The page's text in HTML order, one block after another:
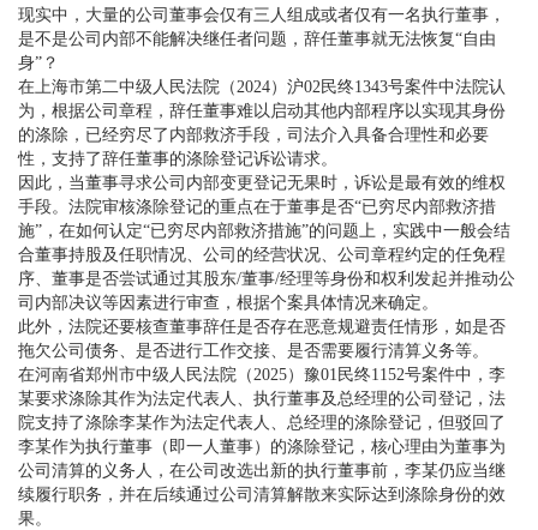
现实中，大量的公司董事会仅有三人组成或者仅有一名执行董事，
是不是公司内部不能解决继任者问题，辞任董事就无法恢复“自由
身”？
在上海市第二中级人民法院（2024）沪02民终1343号案件中法院认
为，根据公司章程，辞任董事难以启动其他内部程序以实现其身份
的涤除，已经穷尽了内部救济手段，司法介入具备合理性和必要
性，支持了辞任董事的涤除登记诉讼请求。
因此，当董事寻求公司内部变更登记无果时，诉讼是最有效的维权
手段。法院审核涤除登记的重点在于董事是否“已穷尽内部救济措
施”，在如何认定“已穷尽内部救济措施”的问题上，实践中一般会结
合董事持股及任职情况、公司的经营状况、公司章程约定的任免程
序、董事是否尝试通过其股东/董事/经理等身份和权利发起并推动公
司内部决议等因素进行审查，根据个案具体情况来确定。
此外，法院还要核查董事辞任是否存在恶意规避责任情形，如是否
拖欠公司债务、是否进行工作交接、是否需要履行清算义务等。
在河南省郑州市中级人民法院（2025）豫01民终1152号案件中，李
某要求涤除其作为法定代表人、执行董事及总经理的公司登记，法
院支持了涤除李某作为法定代表人、总经理的涤除登记，但驳回了
李某作为执行董事（即一人董事）的涤除登记，核心理由为董事为
公司清算的义务人，在公司改选出新的执行董事前，李某仍应当继
续履行职务，并在后续通过公司清算解散来实际达到涤除身份的效
果。